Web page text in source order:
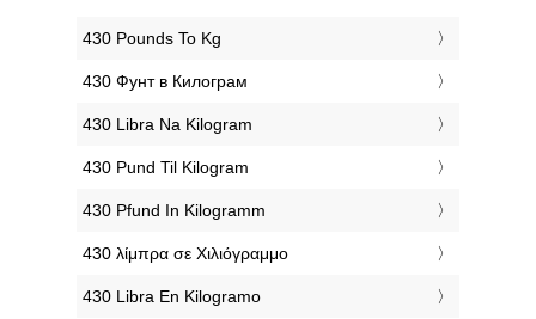
‎430 Pounds To Kg
‎430 Фунт в Килограм
‎430 Libra Na Kilogram
‎430 Pund Til Kilogram
‎430 Pfund In Kilogramm
‎430 λίμπρα σε Χιλιόγραμμο
‎430 Libra En Kilogramo